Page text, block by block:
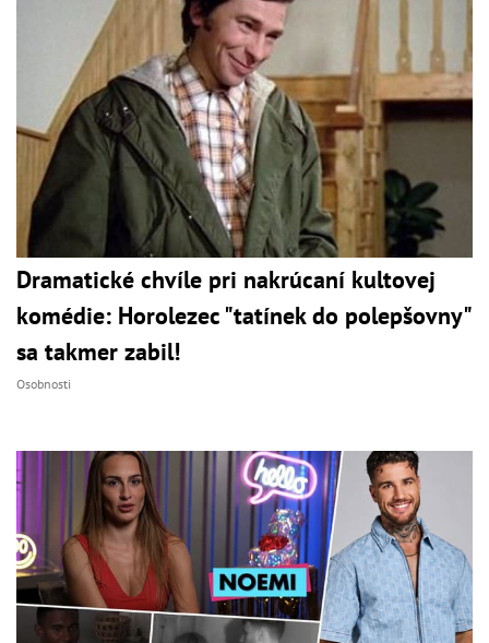
Dramatické chvíle pri nakrúcaní kultovej
komédie: Horolezec "tatínek do polepšovny"
sa takmer zabil!
Osobnosti